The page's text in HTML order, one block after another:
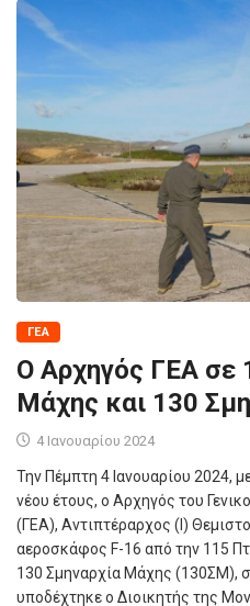
ΓΕΑ
Ο Αρχηγός ΓΕΑ σε
Μάχης και 130
4 Ιανουαρίου 2024
Την Πέμπτη 4 Ιανουαρίου 2024,
νέου έτους, ο Αρχηγός του
(ΓΕΑ), Αντιπτέραρχος (Ι)
αεροσκάφος F-16 από την 115
130 Σμηναρχία Μάχης (130ΣΜ),
υποδέχτηκε ο Διοικητής της